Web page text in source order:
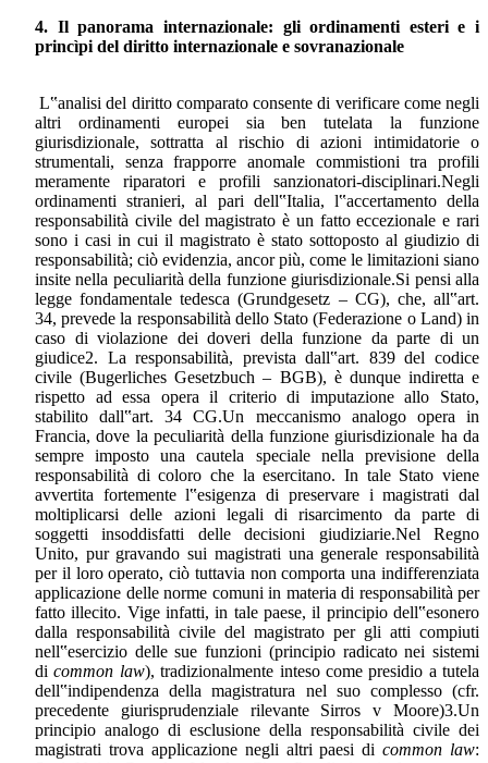
4. Il panorama internazionale: gli ordinamenti esteri e i
princìpi del diritto internazionale e sovranazionale
L‟analisi del diritto comparato consente di verificare come negli
altri ordinamenti europei sia ben tutelata la funzione
giurisdizionale, sottratta al rischio di azioni intimidatorie o
strumentali, senza frapporre anomale commistioni tra profili
meramente riparatori e profili sanzionatori-disciplinari.Negli
ordinamenti stranieri, al pari dell‟Italia, l‟accertamento della
responsabilità civile del magistrato è un fatto eccezionale e rari
sono i casi in cui il magistrato è stato sottoposto al giudizio di
responsabilità; ciò evidenzia, ancor più, come le limitazioni siano
insite nella peculiarità della funzione giurisdizionale.Si pensi alla
legge fondamentale tedesca (Grundgesetz – CG), che, all‟art.
34, prevede la responsabilità dello Stato (Federazione o Land) in
caso di violazione dei doveri della funzione da parte di un
giudice2. La responsabilità, prevista dall‟art. 839 del codice
civile (Bugerliches Gesetzbuch – BGB), è dunque indiretta e
rispetto ad essa opera il criterio di imputazione allo Stato,
stabilito dall‟art. 34 CG.Un meccanismo analogo opera in
Francia, dove la peculiarità della funzione giurisdizionale ha da
sempre imposto una cautela speciale nella previsione della
responsabilità di coloro che la esercitano. In tale Stato viene
avvertita fortemente l‟esigenza di preservare i magistrati dal
moltiplicarsi delle azioni legali di risarcimento da parte di
soggetti insoddisfatti delle decisioni giudiziarie.Nel Regno
Unito, pur gravando sui magistrati una generale responsabilità
per il loro operato, ciò tuttavia non comporta una indifferenziata
applicazione delle norme comuni in materia di responsabilità per
fatto illecito. Vige infatti, in tale paese, il principio dell‟esonero
dalla responsabilità civile del magistrato per gli atti compiuti
nell‟esercizio delle sue funzioni (principio radicato nei sistemi
dicommon law), tradizionalmente inteso come presidio a tutela
dell‟indipendenza della magistratura nel suo complesso (cfr.
precedente giurisprudenziale rilevante Sirros v Moore)3.Un
principio analogo di esclusione della responsabilità civile dei
magistrati trova applicazione negli altri paesi dicommon law: